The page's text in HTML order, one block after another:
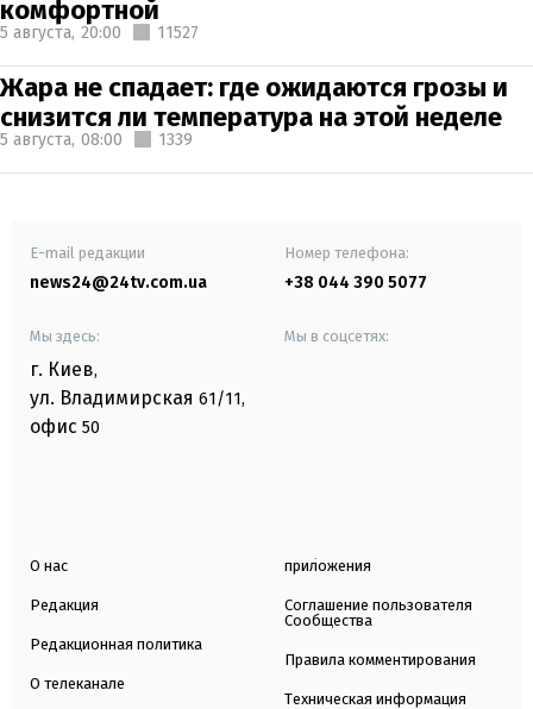
комфортной
5 августа, 20:00 11527
Жара не спадает: где ожидаются грозы и
снизится ли температура на этой неделе
5 августа, 08:00 1339
E-mail редакции
news24@24tv.com.ua
Номер телефона:
+38 044 390 5077
Мы здесь:
г. Киев,
ул. Владимирская 61/11,
офис 50
Мы в соцсетях:
О нас
Редакция
Редакционная политика
О телеканале
приложения
Соглашение пользователя
Сообщества
Правила комментирования
Техническая информация